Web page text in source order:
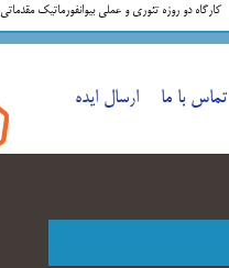
کارگاه دو روزه تئوری و عملی بیوانفورماتیک مقدماتی
تماس با ما ارسال ایده